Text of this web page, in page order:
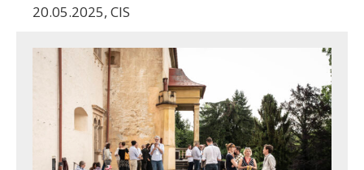
20.05.2025, CIS